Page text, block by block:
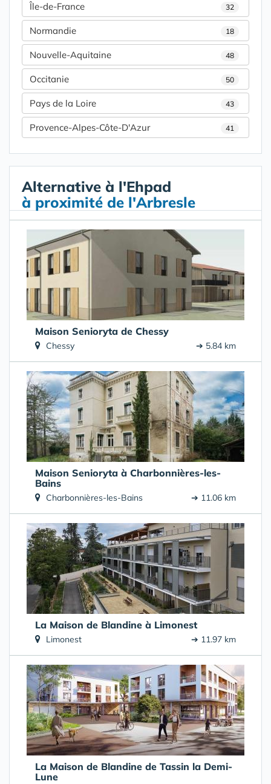
Île-de-France 32
Normandie 18
Nouvelle-Aquitaine 48
Occitanie 50
Pays de la Loire 43
Provence-Alpes-Côte-D'Azur 41
Alternative à l'Ehpad
à proximité de l'Arbresle
Maison Senioryta de Chessy
Chessy ➔ 5.84 km
Maison Senioryta à Charbonnières-les-
Bains
Charbonnières-les-Bains ➔ 11.06 km
La Maison de Blandine à Limonest
Limonest ➔ 11.97 km
La Maison de Blandine de Tassin la Demi-
Lune